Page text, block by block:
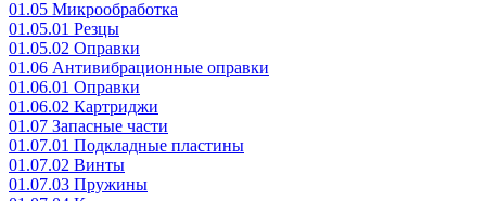
01.05 Микрообработка
01.05.01 Резцы
01.05.02 Оправки
01.06 Антивибрационные оправки
01.06.01 Оправки
01.06.02 Картриджи
01.07 Запасные части
01.07.01 Подкладные пластины
01.07.02 Винты
01.07.03 Пружины